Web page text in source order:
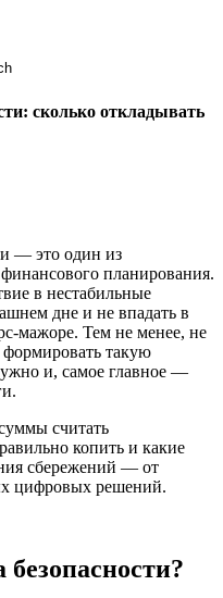
сколько откладывать
— это один из
планирования.
в нестабильные
дне и не впадать в
мажоре. Тем не менее, не
формировать такую
и, самое главное —
считать
копить и какие
сбережений — от
цифровых решений.